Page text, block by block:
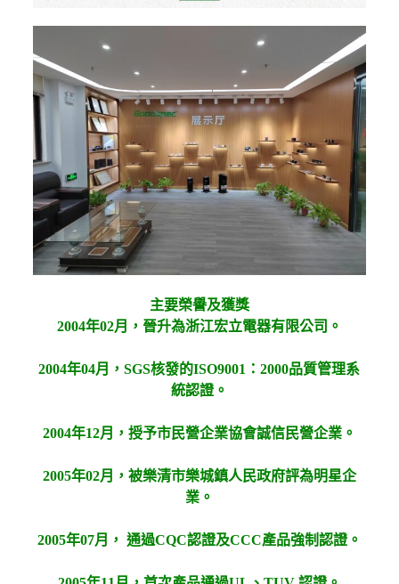
主要榮譽及獲獎
2004年02月，晉升為浙江宏立電器有限公司。
2004年04月，SGS核發的ISO9001：2000品質管理系
統認證。
2004年12月，授予市民營企業協會誠信民營企業。
2005年02月，被樂清市樂城鎮人民政府評為明星企
業。
2005年07月， 通過CQC認證及CCC產品強制認證。